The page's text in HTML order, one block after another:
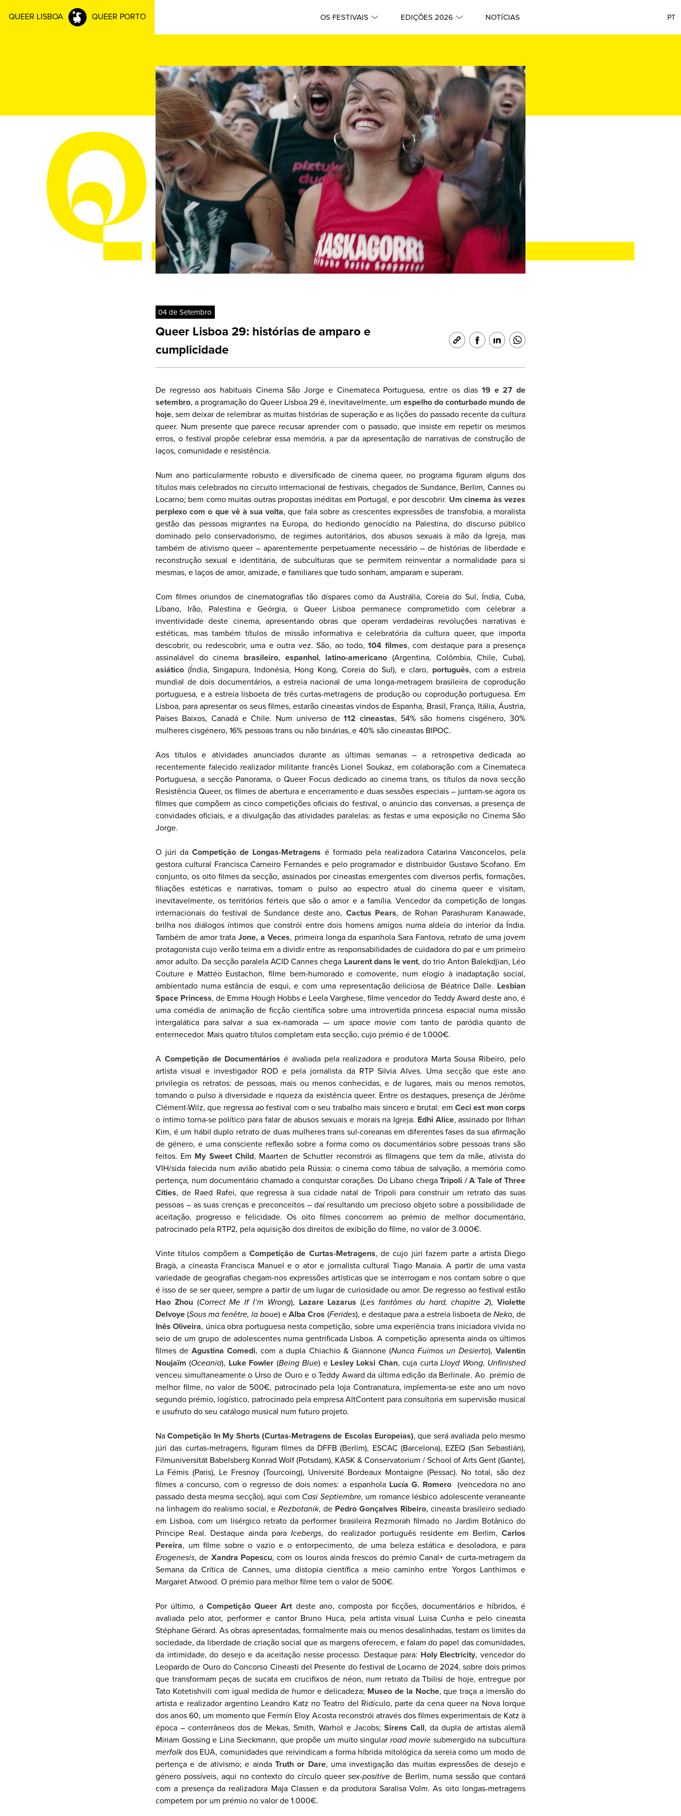
QUEER LISBOA QUEER PORTO OS FESTIVAIS EDIÇÕES 2026 NOTÍCIAS PT
04 de Setembro
Queer Lisboa 29: histórias de amparo e
cumplicidade
De regresso aos habituais Cinema São Jorge e Cinemateca Portuguesa, entre os dias 19 e 27 de
setembro, a programação do Queer Lisboa 29 é, inevitavelmente, um espelho do conturbado mundo de
hoje, sem deixar de relembrar as muitas histórias de superação e as lições do passado recente da cultura
queer. Num presente que parece recusar aprender com o passado, que insiste em repetir os mesmos
erros, o festival propõe celebrar essa memória, a par da apresentação de narrativas de construção de
laços, comunidade e resistência.
Num ano particularmente robusto e diversificado de cinema queer, no programa figuram alguns dos
títulos mais celebrados no circuito internacional de festivais, chegados de Sundance, Berlim, Cannes ou
Locarno; bem como muitas outras propostas inéditas em Portugal, e por descobrir. Um cinema às vezes
perplexo com o que vê à sua volta, que fala sobre as crescentes expressões de transfobia, a moralista
gestão das pessoas migrantes na Europa, do hediondo genocídio na Palestina, do discurso público
dominado pelo conservadorismo, de regimes autoritários, dos abusos sexuais à mão da Igreja, mas
também de ativismo queer – aparentemente perpetuamente necessário – de histórias de liberdade e
reconstrução sexual e identitária, de subculturas que se permitem reinventar a normalidade para si
mesmas, e laços de amor, amizade, e familiares que tudo sonham, amparam e superam.
Com filmes oriundos de cinematografias tão díspares como da Austrália, Coreia do Sul, Índia, Cuba,
Líbano, Irão, Palestina e Geórgia, o Queer Lisboa permanece comprometido com celebrar a
inventividade deste cinema, apresentando obras que operam verdadeiras revoluções narrativas e
estéticas, mas também títulos de missão informativa e celebratória da cultura queer, que importa
descobrir, ou redescobrir, uma e outra vez. São, ao todo,104 filmes, com destaque para a presença
assinalável do cinema brasileiro, espanhol, latino-americano (Argentina, Colômbia, Chile, Cuba),
asiático (Índia, Singapura, Indonésia, Hong Kong, Coreia do Sul), e claro, português, com a estreia
mundial de dois documentários, a estreia nacional de uma longa-metragem brasileira de coprodução
portuguesa, e a estreia lisboeta de três curtas-metragens de produção ou coprodução portuguesa. Em
Lisboa, para apresentar os seus filmes, estarão cineastas vindos de Espanha, Brasil, França, Itália, Áustria,
Países Baixos, Canadá e Chile. Num universo de112 cineastas, 54% são homens cisgénero, 30%
mulheres cisgénero, 16% pessoas trans ou não binárias, e 40% são cineastas BIPOC.
Aos títulos e atividades anunciados durante as últimas semanas – a retrospetiva dedicada ao
recentemente falecido realizador militante francês Lionel Soukaz, em colaboração com a Cinemateca
Portuguesa, a secção Panorama, o Queer Focus dedicado ao cinema trans, os títulos da nova secção
Resistência Queer, os filmes de abertura e encerramento e duas sessões especiais – juntam-se agora os
filmes que compõem as cinco competições oficiais do festival, o anúncio das conversas, a presença de
convidades oficiais, e a divulgação das atividades paralelas: as festas e uma exposição no Cinema São
Jorge.
O júri daCompetição de Longas-Metragens é formado pela realizadora Catarina Vasconcelos, pela
gestora cultural Francisca Carneiro Fernandes e pelo programador e distribuidor Gustavo Scofano. Em
conjunto, os oito filmes da secção, assinados por cineastas emergentes com diversos perfis, formações,
filiações estéticas e narrativas, tomam o pulso ao espectro atual do cinema queer e visitam,
inevitavelmente, os territórios férteis que são o amor e a família. Vencedor da competição de longas
internacionais do festival de Sundance deste ano, Cactus Pears, de Rohan Parashuram Kanawade,
brilha nos diálogos íntimos que constrói entre dois homens amigos numa aldeia do interior da Índia.
Também de amor trata Jone, a Veces, primeira longa da espanhola Sara Fantova, retrato de uma jovem
protagonista cujo verão teima em a dividir entre as responsabilidades de cuidadora do pai e um primeiro
amor adulto. Da secção paralela ACID Cannes chega Laurent dans le vent, do trio Anton Balekdjian, Léo
Couture e Mattéo Eustachon, filme bem-humorado e comovente, num elogio à inadaptação social,
ambientado numa estância de esqui, e com uma representação deliciosa de Béatrice Dalle. Lesbian
Space Princess, de Emma Hough Hobbs e Leela Varghese, filme vencedor do Teddy Award deste ano, é
uma comédia de animação de ficção científica sobre uma introvertida princesa espacial numa missão
intergalática para salvar a sua ex-namorada — um space movie com tanto de paródia quanto de
enternecedor. Mais quatro títulos completam esta secção, cujo prémio é de 1.000€.
A Competição de Documentários é avaliada pela realizadora e produtora Marta Sousa Ribeiro, pelo
artista visual e investigador ROD e pela jornalista da RTP Silvia Alves. Uma secção que este ano
privilegia os retratos: de pessoas, mais ou menos conhecidas, e de lugares, mais ou menos remotos,
tomando o pulso à diversidade e riqueza da existência queer. Entre os destaques, presença de Jérôme
Clément-Wilz, que regressa ao festival com o seu trabalho mais sincero e brutal: em Ceci est mon corps
o íntimo torna-se político para falar de abusos sexuais e morais na Igreja. Edhi Alice, assinado por Ilrhan
Kim, é um hábil duplo retrato de duas mulheres trans sul-coreanas em diferentes fases da sua afirmação
de género, e uma consciente reflexão sobre a forma como os documentários sobre pessoas trans são
feitos. Em My Sweet Child, Maarten de Schutter reconstrói as filmagens que tem da mãe, ativista do
VIH/sida falecida num avião abatido pela Rússia: o cinema como tábua de salvação, a memória como
pertença, num documentário chamado a conquistar corações. Do Líbano chegaTripoli / A Tale of Three
Cities, de Raed Rafei, que regressa à sua cidade natal de Tripoli para construir um retrato das suas
pessoas – as suas crenças e preconceitos – daí resultando um precioso objeto sobre a possibilidade de
aceitação, progresso e felicidade. Os oito filmes concorrem ao prémio de melhor documentário,
patrocinado pela RTP2, pela aquisição dos direitos de exibição do filme, no valor de 3.000€.
Vinte títulos compõem a Competição de Curtas-Metragens, de cujo júri fazem parte a artista Diego
Bragà, a cineasta Francisca Manuel e o ator e jornalista cultural Tiago Manaia. A partir de uma vasta
variedade de geografias chegam-nos expressões artísticas que se interrogam e nos contam sobre o que
é isso de se ser queer, sempre a partir de um lugar de curiosidade ou amor. De regresso ao festival estão
Hao Zhou(Correct Me If I’m Wrong), Lazare Lazarus(Les fantômes du hard, chapitre 2),Violette
Delvoye (Sous ma fenêtre, la boue) eAlba Cros (Ferides), e destaque para a estreia lisboeta de Neko, de
Inês Oliveira, única obra portuguesa nesta competição, sobre uma experiência trans iniciadora vivida no
seio de um grupo de adolescentes numa gentrificada Lisboa. A competição apresenta ainda os últimos
filmes deAgustina Comedi, com a dupla Chiachio & Giannone (Nunca Fuimos un Desierto),Valentin
Noujaïm (Oceania), Luke Fowler (Being Blue) e Lesley Loksi Chan, cuja curtaLloyd Wong, Unfinished
venceu simultaneamente o Urso de Ouro e o Teddy Award da última edição da Berlinale. Ao prémio de
melhor filme, no valor de 500€, patrocinado pela loja Contranatura, implementa-se este ano um novo
segundo prémio, logístico, patrocinado pela empresa AltContent para consultoria em supervisão musical
e usufruto do seu catálogo musical num futuro projeto.
NaCompetição In My Shorts (Curtas-Metragens de Escolas Europeias), que será avaliada pelo mesmo
júri das curtas-metragens, figuram filmes da DFFB (Berlim), ESCAC (Barcelona), EZEQ (San Sebastián),
Filmuniversität Babelsberg Konrad Wolf (Potsdam), KASK & Conservatorium / School of Arts Gent (Gante),
La Fémis (Paris), Le Fresnoy (Tourcoing), Université Bordeaux Montaigne (Pessac). No total, são dez
filmes a concurso, com o regresso de dois nomes: a espanhola Lucía G. Romero(vencedora no ano
passado desta mesma secção), aqui com Casi Septiembre, um romance lésbico adolescente veraneante
na linhagem do realismo social, e Rezbotanik, de Pedro Gonçalves Ribeiro, cineasta brasileiro sediado
em Lisboa, com um lisérgico retrato da performer brasileira Rezmorah filmado no Jardim Botânico do
Príncipe Real. Destaque ainda paraIcebergs, do realizador português residente em Berlim,Carlos
Pereira, um filme sobre o vazio e o entorpecimento, de uma beleza estática e desoladora, e para
Erogenesis, de Xandra Popescu, com os louros ainda frescos do prémio Canal+ de curta-metragem da
Semana da Crítica de Cannes, uma distopia científica a meio caminho entre Yorgos Lanthimos e
Margaret Atwood. O prémio para melhor filme tem o valor de 500€.
Por último, a Competição Queer Art deste ano, composta por ficções, documentários e híbridos, é
avaliada pelo ator, performer e cantor Bruno Huca, pela artista visual Luisa Cunha e pelo cineasta
Stéphane Gérard. As obras apresentadas, formalmente mais ou menos desalinhadas, testam os limites da
sociedade, da liberdade de criação social que as margens oferecem, e falam do papel das comunidades,
da intimidade, do desejo e da aceitação nesse processo. Destaque para: Holy Electricity, vencedor do
Leopardo de Ouro do Concorso Cineasti del Presente do festival de Locarno de 2024, sobre dois primos
que transformam peças de sucata em crucifixos de néon, num retrato da Tbilisi de hoje, entregue por
Tato Kotetishvili com igual medida de humor e delicadeza; Museo de la Noche, que traça a imersão do
artista e realizador argentino Leandro Katz no Teatro del Ridículo, parte da cena queer na Nova Iorque
dos anos 60, um momento que Fermín Eloy Acosta reconstrói através dos filmes experimentais de Katz à
época – conterrâneos dos de Mekas, Smith, Warhol e Jacobs; Sirens Call, da dupla de artistas alemã
Miriam Gossing e Lina Sieckmann, que propõe um muito singularroad moviesubmergido na subcultura
merfolkdos EUA, comunidades que reivindicam a forma híbrida mitológica da sereia como um modo de
pertença e de ativismo; e ainda Truth or Dare, uma investigação das muitas expressões de desejo e
género possíveis, aqui no contexto do círculo queer sex-positivede Berlim, numa sessão que contará
com a presença da realizadora Maja Classen e da produtora Saralisa Volm. As oito longas-metragens
competem por um prémio no valor de 1.000€.